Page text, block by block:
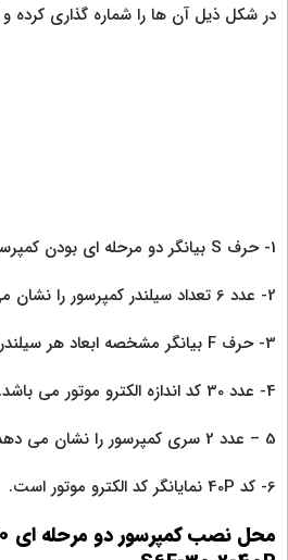
در شکل ذیل آن ها را شماره گذاری کرده
1- حرف S بیانگر دو مرحله ای بودن کمپرسور است.
2- عدد 6 تعداد سیلندر کمپرسور را نشان می دهد.
3- حرف F بیانگر مشخصه ابعاد هر سیلندر است.
4- عدد 30 کد اندازه الکترو موتور می باشد.
5 – عدد 2 سری کمپرسور را نشان می دهد.
6- کد 40P نمایانگر کد الکترو موتور است.